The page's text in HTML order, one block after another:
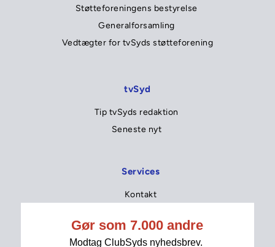
Støtteforeningens bestyrelse
Generalforsamling
Vedtægter for tvSyds støtteforening
tvSyd
Tip tvSyds redaktion
Seneste nyt
Services
Kontakt
Fakta om medlemskabet